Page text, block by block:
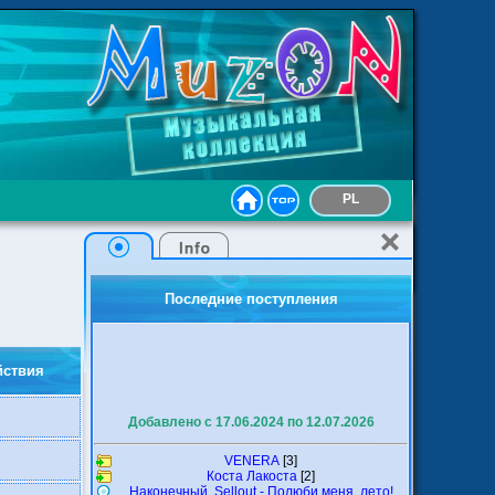
PL
Последние поступления
VENERA[3]
Коста Лакоста
Наконечный, Sellout - Полюби меня, лето!